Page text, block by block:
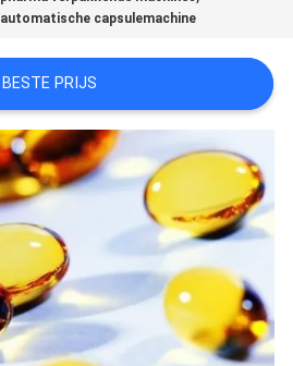
automatische capsulemachine
BESTE PRIJS